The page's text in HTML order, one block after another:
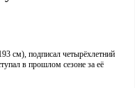
см), подписал четырёхлетний
в прошлом сезоне за её